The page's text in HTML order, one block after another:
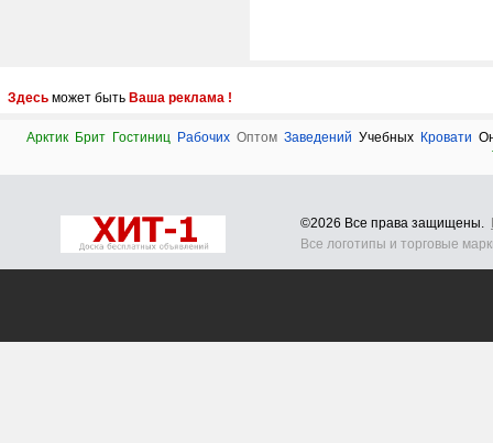
Здесь может быть Ваша реклама !
Арктик Брит Гостиниц Рабочих Оптом Заведений Учебных Кровати
©2026 Все права защищены.
Все логотипы и торговые